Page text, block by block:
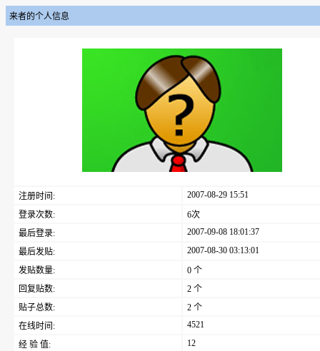
来者的个人信息
注册时间:
2007-08-29 15:51
登录次数:
6次
最后登录:
2007-09-08 18:01:37
最后发贴:
2007-08-30 03:13:01
发贴数量:
0 个
回复贴数:
2 个
贴子总数:
2 个
在线时间:
4521
经 验 值:
12